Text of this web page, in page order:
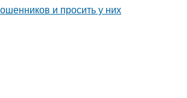
и просить у них